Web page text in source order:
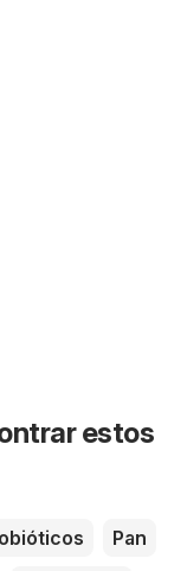
estos
Pan